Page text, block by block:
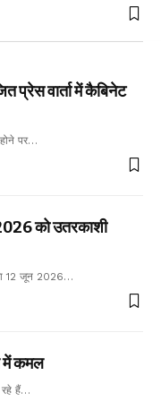
प्रेस वार्ता में कैबिनेट
पर…
को उतरकाशी
12 जून 2026…
में कमल
रहे हैं…